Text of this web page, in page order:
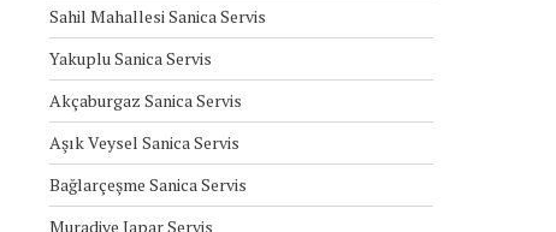
Sahil Mahallesi Sanica Servis
Yakuplu Sanica Servis
Akçaburgaz Sanica Servis
Aşık Veysel Sanica Servis
Bağlarçeşme Sanica Servis
Muradiye Japar Servis